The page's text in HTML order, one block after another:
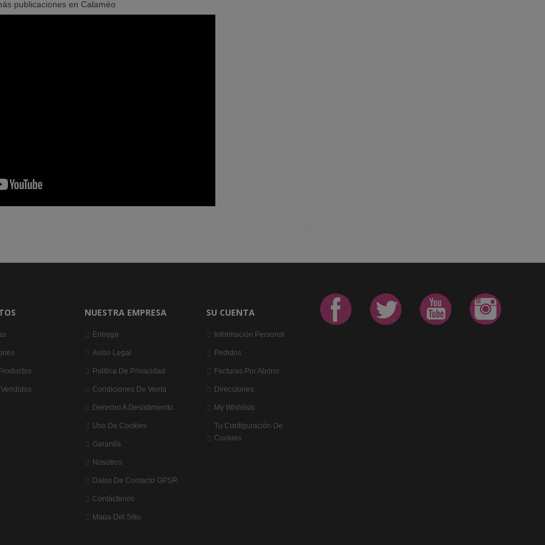
publicaciones en Calaméo
NUESTRA EMPRESA
Entrega
Aviso Legal
Politica De Privacidad
Condiciones De Venta
Derecho A Desistimiento
Uso De Cookies
Garantía
Nosotros
Datos De Contacto GPSR
Contáctenos
Mapa Del Sitio
SU CUENTA
Información Personal
Pedidos
Facturas Por Abono
Direcciones
My Wishlists
Tu Configuración De
Cookies